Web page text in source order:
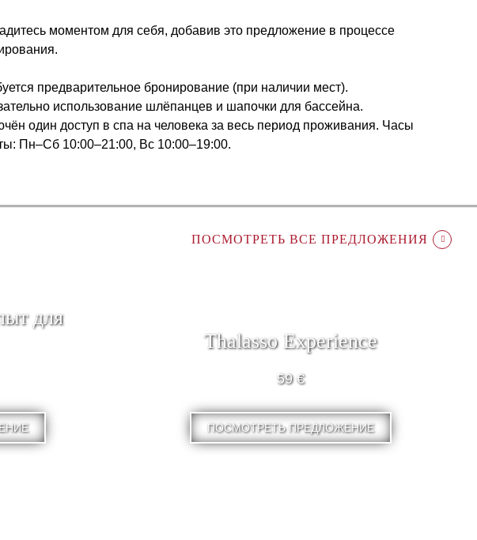
моментом для себя, добавив это предложение в процессе
предварительное бронирование (при наличии мест).
использование шлёпанцев и шапочки для бассейна.
один доступ в спа на человека за весь период проживания. Часы
Пн–Сб 10:00–21:00, Вс 10:00–19:00.
ПОСМОТРЕТЬ ВСЕ ПРЕДЛОЖЕНИЯ
для
Thalasso Experience
59 €
ПОСМОТРЕТЬ ПРЕДЛОЖЕНИЕ